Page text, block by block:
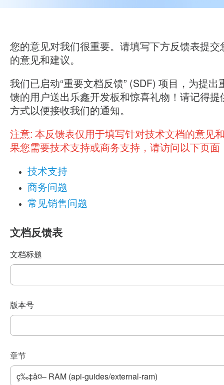
您的意见对我们很重要。请填写下方反馈表提交
的意见和建议。
我们已启动“重要文档反馈” (SDF) 项目，为提出
馈的用户送出乐鑫开发板和惊喜礼物！请记得提
方式以便接收我们的通知。
注意: 本反馈表仅用于填写针对技术文档的意见
果您需要技术支持或商务支持，请访问以下页面
技术支持
商务问题
常见销售问题
文档反馈表
文档标题
版本号
章节